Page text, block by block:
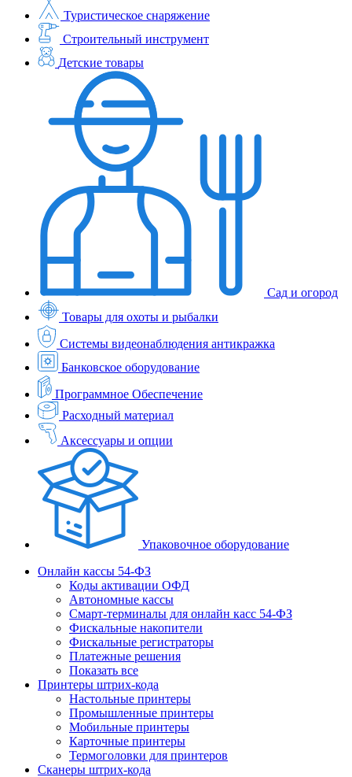
Туристическое снаряжение
Строительный инструмент
Детские товары
Сад и огород
Товары для охоты и рыбалки
Системы видеонаблюдения антикражка
Банковское оборудование
Программное Обеспечение
Расходный материал
Аксессуары и опции
Упаковочное оборудование
Онлайн кассы 54-ФЗ
Коды активации ОФД
Автономные кассы
Смарт-терминалы для онлайн касс 54-ФЗ
Фискальные накопители
Фискальные регистраторы
Платежные решения
Показать все
Принтеры штрих-кода
Настольные принтеры
Промышленные принтеры
Мобильные принтеры
Карточные принтеры
Термоголовки для принтеров
Сканеры штрих-кода